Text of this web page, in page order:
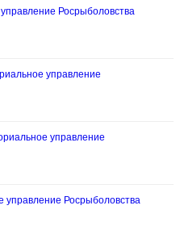
Росрыболовства
управление
управление
управление Росрыболовства